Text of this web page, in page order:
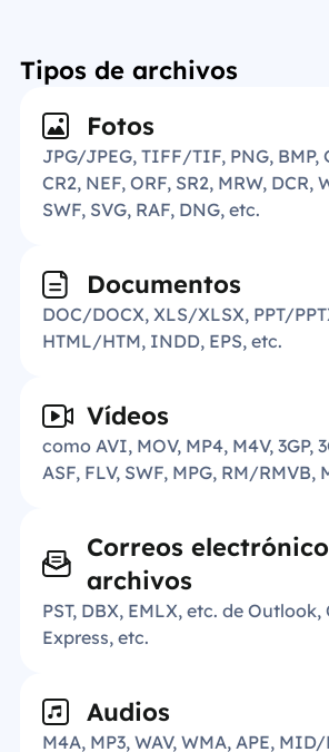
Tipos de archivos
Fotos
JPG/JPEG, TIFF/TIF, PNG, BMP,
CR2, NEF, ORF, SR2, MRW, DCR,
SWF, SVG, RAF, DNG, etc.
Documentos
DOC/DOCX, XLS/XLSX, PPT/
HTML/HTM, INDD, EPS, etc.
Vídeos
como AVI, MOV, MP4, M4V, 3GP,
ASF, FLV, SWF, MPG, RM/RMVB,
Correos
archivos
PST, DBX, EMLX, etc. de
Express, etc.
Audios
M4A, MP3, WAV, WMA, APE,